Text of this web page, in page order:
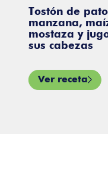
Tostón de
manzana,
mostaza y
sus cabezas
Ver receta